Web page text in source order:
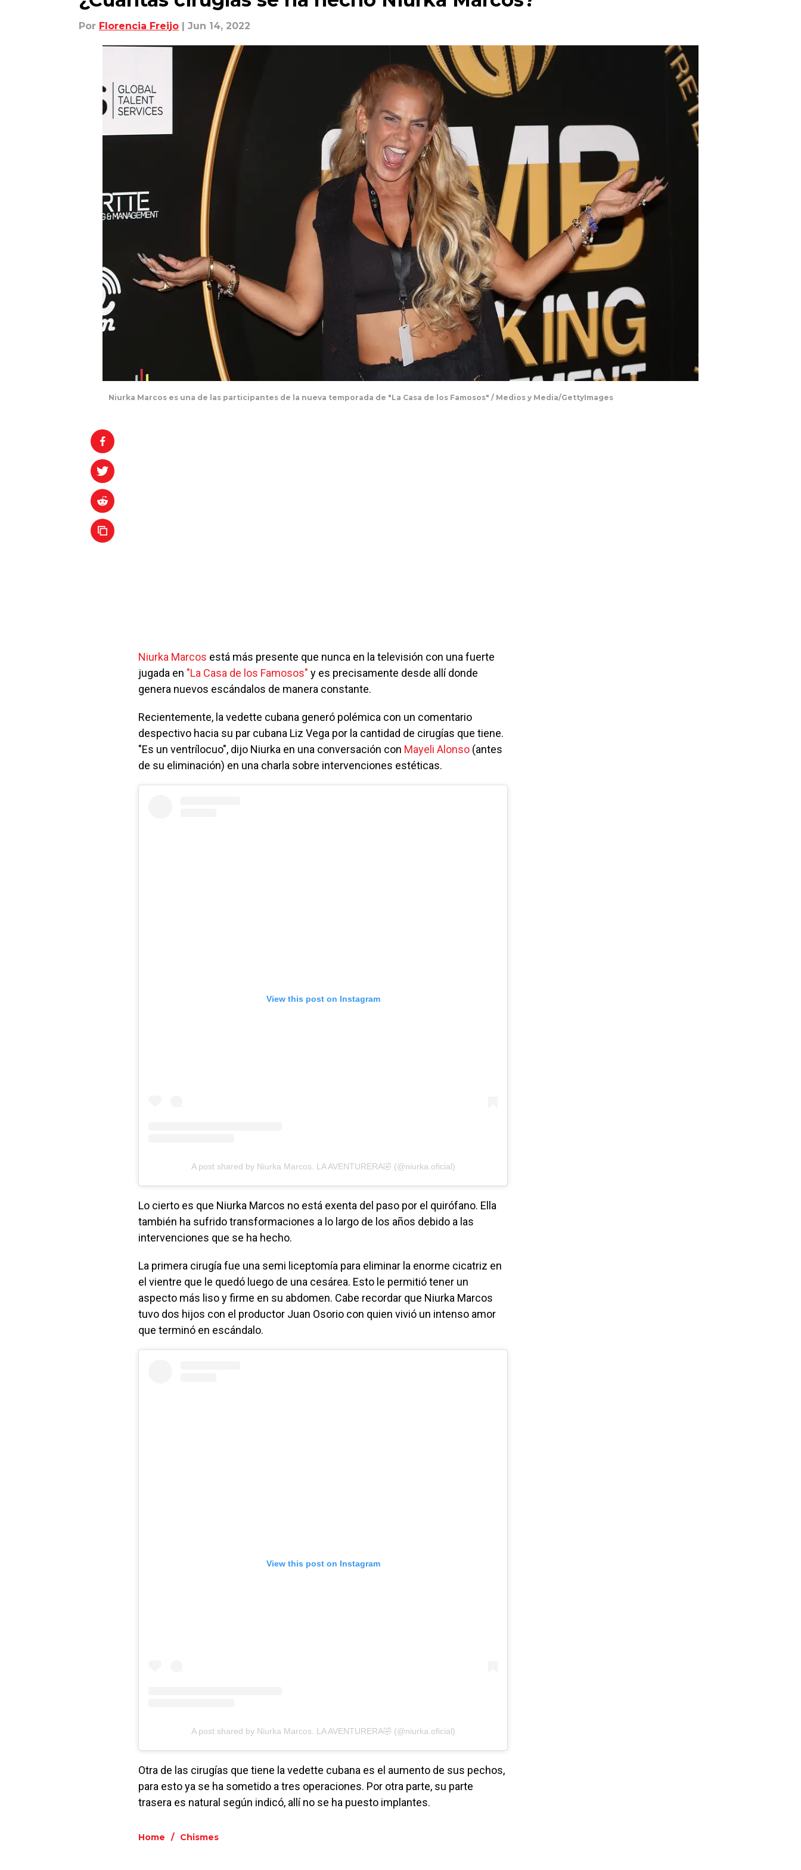
Por Florencia Freijo | Jun 14, 2022
Niurka Marcos es una de las participantes de la nueva temporada de "La Casa de los Famosos" / Medios y Media/GettyImages
Niurka Marcos está más presente que nunca en la televisión con una fuerte
jugada en "La Casa de los Famosos" y es precisamente desde allí donde
genera nuevos escándalos de manera constante.
Recientemente, la vedette cubana generó polémica con un comentario
despectivo hacia su par cubana Liz Vega por la cantidad de cirugías que tiene.
"Es un ventrílocuo", dijo Niurka en una conversación con Mayeli Alonso (antes
de su eliminación) en una charla sobre intervenciones estéticas.
View this post on Instagram
A post shared by Niurka Marcos. LA AVENTURERA🤣 (@niurka.oficial)
Lo cierto es que Niurka Marcos no está exenta del paso por el quirófano. Ella
también ha sufrido transformaciones a lo largo de los años debido a las
intervenciones que se ha hecho.
La primera cirugía fue una semi liceptomía para eliminar la enorme cicatriz en
el vientre que le quedó luego de una cesárea. Esto le permitió tener un
aspecto más liso y firme en su abdomen. Cabe recordar que Niurka Marcos
tuvo dos hijos con el productor Juan Osorio con quien vivió un intenso amor
que terminó en escándalo.
View this post on Instagram
A post shared by Niurka Marcos. LA AVENTURERA🤣 (@niurka.oficial)
Otra de las cirugías que tiene la vedette cubana es el aumento de sus pechos,
para esto ya se ha sometido a tres operaciones. Por otra parte, su parte
trasera es natural según indicó, allí no se ha puesto implantes.
Home / Chismes